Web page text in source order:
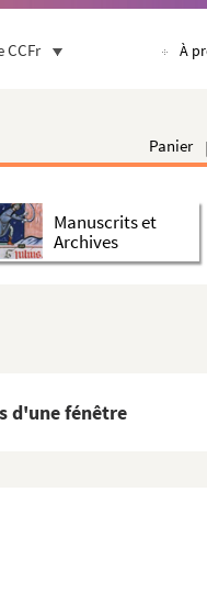
CCFr À
Panier
Manuscrits et
Archives
d'une fénêtre